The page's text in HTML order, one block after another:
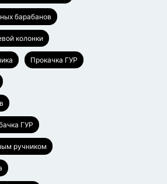
барабанов
колонки
Прокачка ГУР
ГУР
ручником